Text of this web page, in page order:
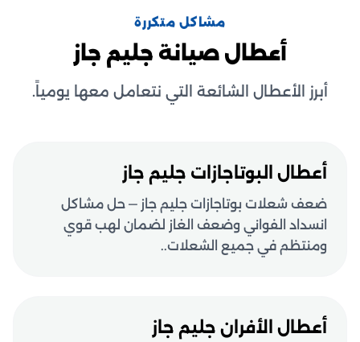
مشاكل متكررة
أعطال صيانة جليم جاز
أبرز الأعطال الشائعة التي نتعامل معها يومياً.
أعطال البوتاجازات جليم جاز
ضعف شعلات بوتاجازات جليم جاز — حل مشاكل
انسداد الفواني وضعف الغاز لضمان لهب قوي
ومنتظم في جميع الشعلات..
أعطال الأفران جليم جاز